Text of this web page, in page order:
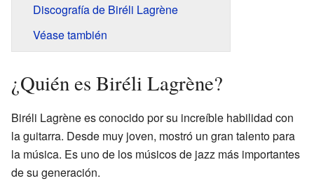
Discografía de Biréli Lagrène
Véase también
¿Quién es Biréli Lagrène?
Biréli Lagrène es conocido por su increíble habilidad con
la guitarra. Desde muy joven, mostró un gran talento para
la música. Es uno de los músicos de jazz más importantes
de su generación.